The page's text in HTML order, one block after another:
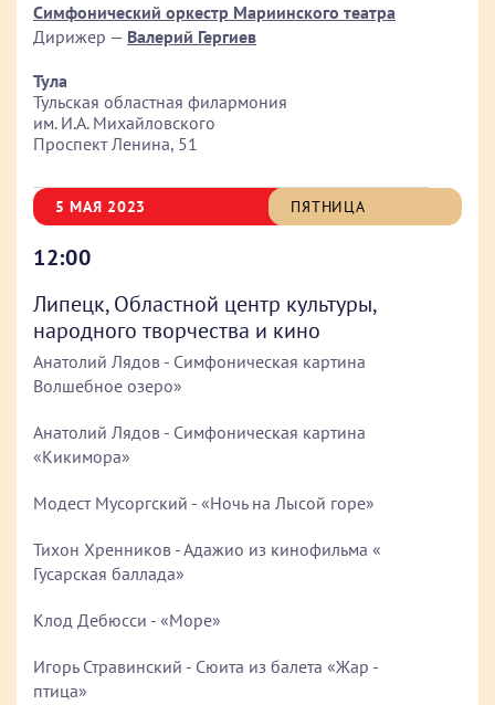
Симфонический оркестр Мариинского театра
Дирижер — Валерий Гергиев
Тула
Тульская областная филармония
им. И.А. Михайловского
Проспект Ленина, 51
5 МАЯ 2023 ПЯТНИЦА
12:00
Липецк, Областной центр культуры,
народного творчества и кино
Анатолий Лядов - Симфоническая картина
Волшебное озеро»
Анатолий Лядов - Симфоническая картина
«Кикимора»
Модест Мусоргский - «Ночь на Лысой горе»
Тихон Хренников - Адажио из кинофильма «
Гусарская баллада»
Клод Дебюсси - «Море»
Игорь Стравинский - Сюита из балета «Жар -
птица»